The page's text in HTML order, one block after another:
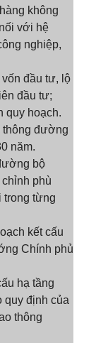
không
với hệ
nghiệp,
đầu tư, lộ
đầu tư;
quy hoạch.
thông đường
năm.
bộ
phù
trong từng
kết cấu
Chính phủ
hạ tầng
định của
thông